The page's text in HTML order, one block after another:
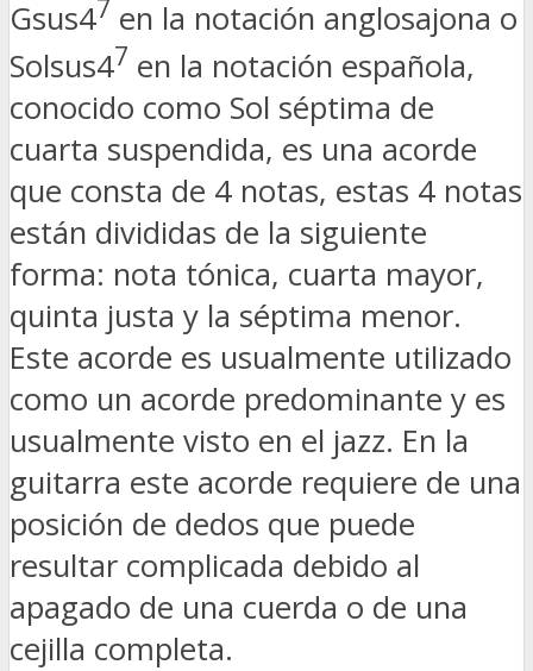
Gsus47 en la notación anglosajona o
Solsus47 en la notación española,
conocido como Sol séptima de
cuarta suspendida, es una acorde
que consta de 4 notas, estas 4 notas
están divididas de la siguiente
forma: nota tónica, cuarta mayor,
quinta justa y la séptima menor.
Este acorde es usualmente utilizado
como un acorde predominante y es
usualmente visto en el jazz. En la
guitarra este acorde requiere de una
posición de dedos que puede
resultar complicada debido al
apagado de una cuerda o de una
cejilla completa.